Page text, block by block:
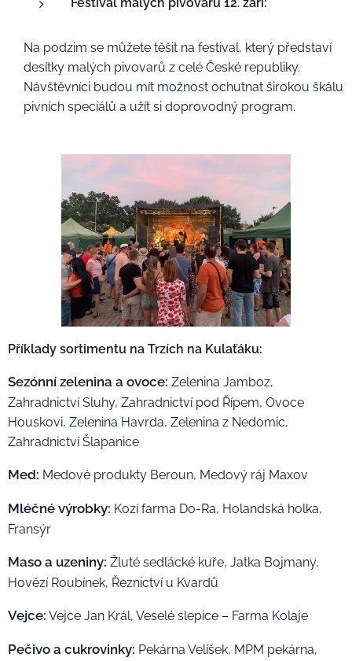
Na podzim se můžete těšit na festival, který představí
desítky malých pivovarů z celé České republiky.
Návštěvníci budou mít možnost ochutnat širokou škálu
pivních speciálů a užít si doprovodný program.
Příklady sortimentu na Trzích na Kulaťáku:
Sezónní zelenina a ovoce: Zelenina Jamboz,
Zahradnictví Sluhy, Zahradnictví pod Řípem, Ovoce
Houskovi, Zelenina Havrda, Zelenina z Nedomic,
Zahradnictví Šlapanice
Med: Medové produkty Beroun, Medový ráj Maxov
Mléčné výrobky: Kozí farma Do-Ra, Holandská holka,
Fransýr
Maso a uzeniny: Žluté sedlácké kuře, Jatka Bojmany,
Hovězí Roubínek, Řeznictví u Kvardů
Vejce: Vejce Jan Král, Veselé slepice – Farma Kolaje
Pečivo a cukrovinky: Pekárna Velíšek, MPM pekárna,